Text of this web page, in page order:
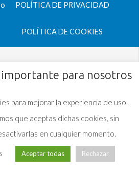
POLÍTICA DE PRIVACIDAD
POLÍTICA DE COOKIES
importante para nosotros
para mejorar la experiencia de uso.
que aceptas dichas cookies, sin
en cualquier momento.
Aceptar todas Rechazar